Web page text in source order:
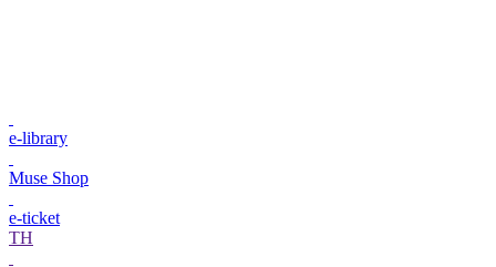
e-library
Muse Shop
e-ticket
TH